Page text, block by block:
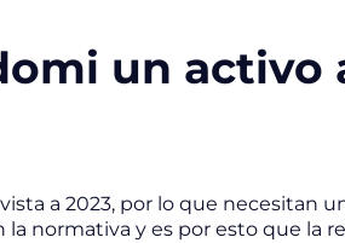
un activo
a 2023, por lo que necesitan
normativa y es por esto que la